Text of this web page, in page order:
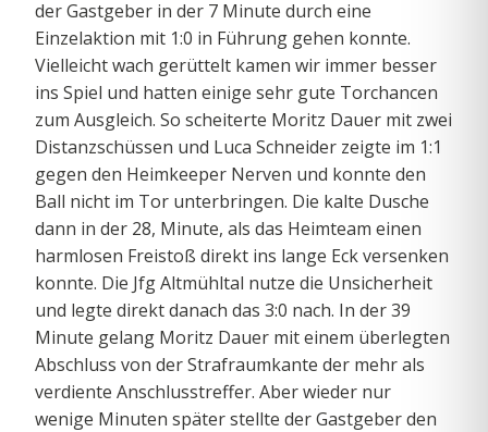
der Gastgeber in der 7 Minute durch eine
Einzelaktion mit 1:0 in Führung gehen konnte.
Vielleicht wach gerüttelt kamen wir immer besser
ins Spiel und hatten einige sehr gute Torchancen
zum Ausgleich. So scheiterte Moritz Dauer mit zwei
Distanzschüssen und Luca Schneider zeigte im 1:1
gegen den Heimkeeper Nerven und konnte den
Ball nicht im Tor unterbringen. Die kalte Dusche
dann in der 28, Minute, als das Heimteam einen
harmlosen Freistoß direkt ins lange Eck versenken
konnte. Die Jfg Altmühltal nutze die Unsicherheit
und legte direkt danach das 3:0 nach. In der 39
Minute gelang Moritz Dauer mit einem überlegten
Abschluss von der Strafraumkante der mehr als
verdiente Anschlusstreffer. Aber wieder nur
wenige Minuten später stellte der Gastgeber den